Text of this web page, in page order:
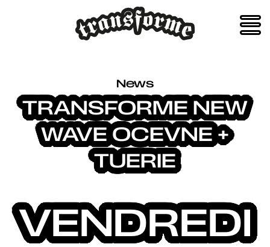
News
TRANSFORME NEW
WAVE OCEVNE +
TUERIE
VENDREDI